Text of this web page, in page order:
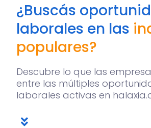
¿Buscás
laborales en las
populares?
Descubre lo que las
entre las múltiples
laborales activas en